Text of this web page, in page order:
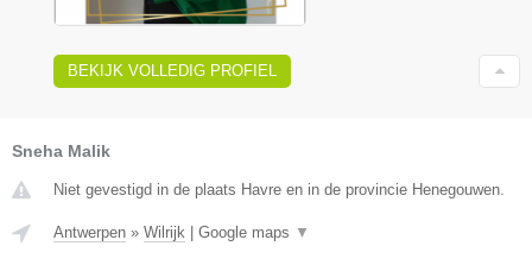
BEKIJK VOLLEDIG PROFIEL
Sneha Malik
Niet gevestigd in de plaats Havre en in de provincie Henegouwen.
Antwerpen » Wilrijk Google maps ▼